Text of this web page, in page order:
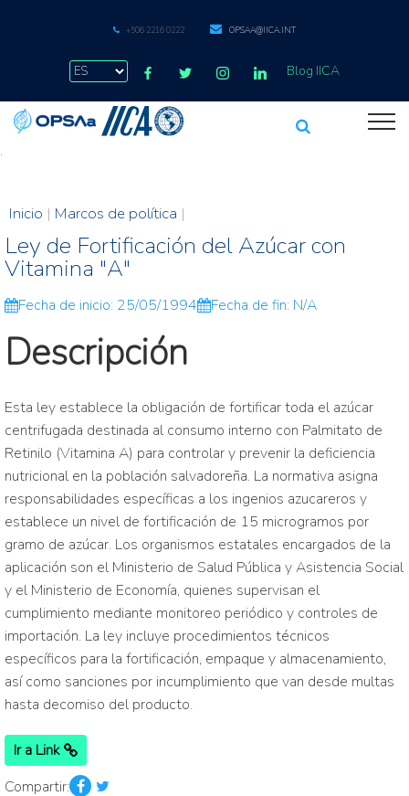
+506 2216 0222 OPSAA@IICA.INT
Blog IICA
.
Inicio | Marcos de política |
Ley de Fortificación del Azúcar con
Vitamina "A"
Fecha de inicio: 25/05/1994 Fecha de fin: N/A
Descripción
Esta ley establece la obligación de fortificar toda el azúcar
centrifugada destinada al consumo interno con Palmitato de
Retinilo (Vitamina A) para controlar y prevenir la deficiencia
nutricional en la población salvadoreña. La normativa asigna
responsabilidades específicas a los ingenios azucareros y
establece un nivel de fortificación de 15 microgramos por
gramo de azúcar. Los organismos estatales encargados de la
aplicación son el Ministerio de Salud Pública y Asistencia Social
y el Ministerio de Economía, quienes supervisan el
cumplimiento mediante monitoreo periódico y controles de
importación. La ley incluye procedimientos técnicos
específicos para la fortificación, empaque y almacenamiento,
así como sanciones por incumplimiento que van desde multas
hasta decomiso del producto.
Ir a Link
Compartir: